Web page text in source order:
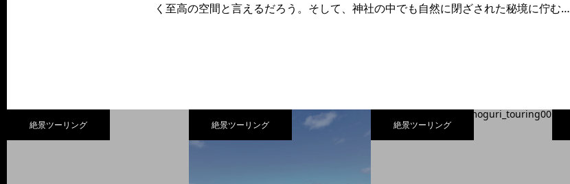
く至高の空間と言えるだろう。そして、神社の中でも自然に閉ざされた秘境に佇む…
絶景ツーリング 絶景ツーリング 絶景ツーリング